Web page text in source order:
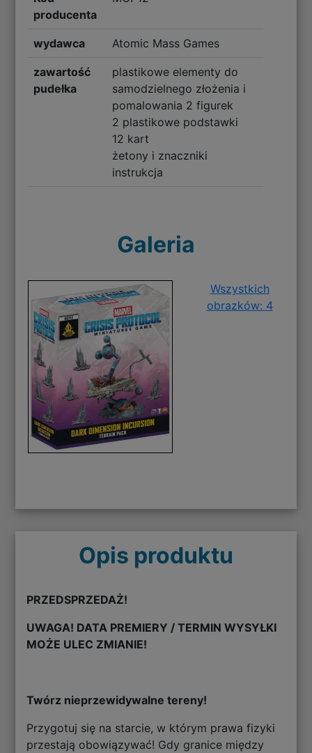
producenta
wydawca Atomic Mass Games
zawartość
pudełka
plastikowe elementy do
samodzielnego złożenia i
pomalowania 2 figurek
2 plastikowe podstawki
12 kart
żetony i znaczniki
instrukcja
Galeria
Wszystkich
obrazków: 4
Opis produktu
PRZEDSPRZEDAŻ!
UWAGA! DATA PREMIERY / TERMIN WYSYŁKI
MOŻE ULEC ZMIANIE!
Twórz nieprzewidywalne tereny!
Przygotuj się na starcie, w którym prawa fizyki
przestają obowiązywać! Gdy granice między